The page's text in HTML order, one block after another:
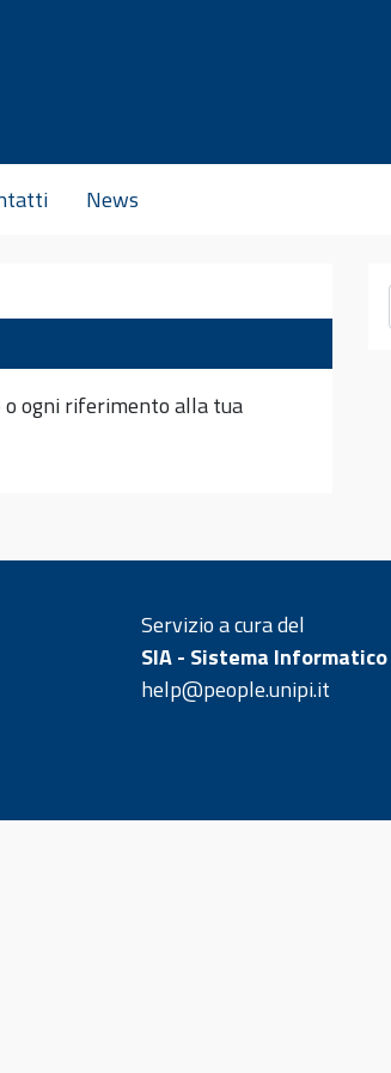
News
ogni riferimento alla tua
Servizio a cura del
SIA - Sistema
help@people.unipi.it